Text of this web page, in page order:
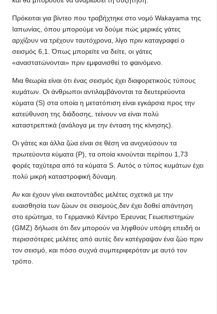
Πρόκειται για βίντεο που τραβήχτηκε στο νομό Wakayama της
Ιαπωνίας, όπου μπορούμε να δούμε πώς μερικές γάτες
αρχίζουν να τρέχουν ταυτόχρονα, λίγο πριν καταγραφεί ο
σεισμός 6,1. Όπως μπορείτε να δείτε, οι γάτες
«αναστατώνονται» πριν εμφανισθεί το φαινόμενο.
Μια θεωρία είναι ότι ένας σεισμός έχει διαφορετικούς τύπους
κυμάτων. Οι άνθρωποι αντιλαμβάνονται τα δευτερεύοντα
κύματα (S) στα οποία η μετατόπιση είναι εγκάρσια προς την
κατεύθυνση της διάδοσης, τείνουν να είναι πολύ
καταστρεπτικά (ανάλογα με την ένταση της κίνησης).
Οι γάτες και άλλα ζώα είναι σε θέση να ανιχνεύσουν τα
πρωτεύοντα κύματα (P), τα οποία κινούνται περίπου 1,73
φορές ταχύτερα από τα κύματα S. Αυτός ο τύπος κυμάτων έχει
πολύ μικρή καταστροφική δύναμη.
Αν και έχουν γίνει εκατοντάδες μελέτες σχετικά με την
ευαισθησία των ζώων σε σεισμούς,δεν έχει δοθεί απάντηση
στο ερώτημα, το Γερμανικό Κέντρο Έρευνας Γεωεπιστημών
(GMZ) δήλωσε ότι δεν μπορούν να ληφθούν υπόψη επειδή οι
περισσότερες μελέτες από αυτές δεν κατέγραψαν ένα ζώο πριν
τον σεισμό, και πόσο συχνά συμπεριφερόταν με αυτό τον
τρόπο.